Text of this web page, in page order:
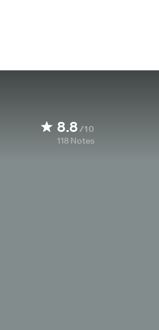
8.8/10
118 Notes